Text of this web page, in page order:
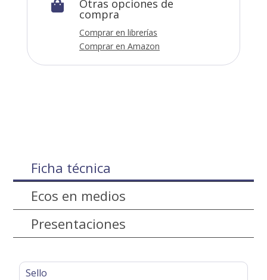
 Otras opciones de
compra
Comprar en librerías
Comprar en Amazon
Ficha técnica
Ecos en medios
Presentaciones
Sello